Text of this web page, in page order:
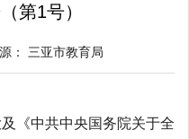
第1号）
： 三亚市教育局
《中共中央国务院关于全